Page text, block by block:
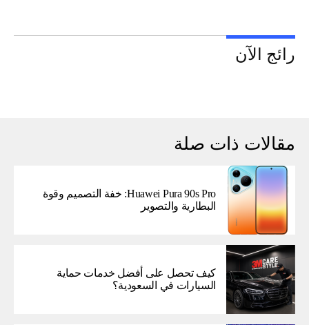
رائج الآن
مقالات ذات صلة
Huawei Pura 90s Pro: خفة التصميم وقوة
البطارية والتصوير
كيف تحصل على أفضل خدمات حماية
السيارات في السعودية؟